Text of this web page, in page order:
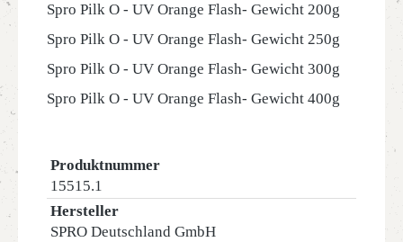
Spro Pilk O - UV Orange Flash- Gewicht 200g
Spro Pilk O - UV Orange Flash- Gewicht 250g
Spro Pilk O - UV Orange Flash- Gewicht 300g
Spro Pilk O - UV Orange Flash- Gewicht 400g
Produktnummer
15515.1
Hersteller
SPRO Deutschland GmbH